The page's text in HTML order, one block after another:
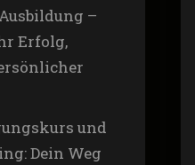
–
Erfolg,
und
Dein Weg